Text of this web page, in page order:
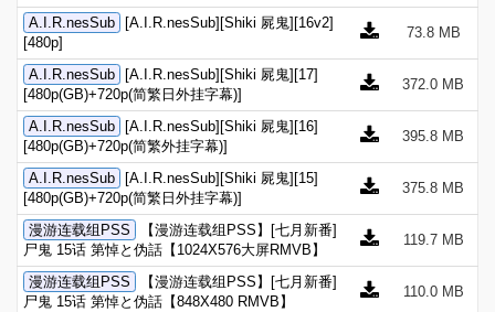
A.I.R.nesSub
[A.I.R.nesSub][Shiki 屍鬼][16v2]
[480p]
73.8 MB
A.I.R.nesSub
[A.I.R.nesSub][Shiki 屍鬼][17]
[480p(GB)+720p(简繁日外挂字幕)]
372.0 MB
A.I.R.nesSub
[A.I.R.nesSub][Shiki 屍鬼][16]
[480p(GB)+720p(简繁外挂字幕)]
395.8 MB
A.I.R.nesSub
[A.I.R.nesSub][Shiki 屍鬼][15]
[480p(GB)+720p(简繁日外挂字幕)]
375.8 MB
漫游连载组PSS
【漫游连载组PSS】[七月新番]
尸鬼 15话 第悼と伪話【1024X576大屏RMVB】
119.7 MB
漫游连载组PSS
【漫游连载组PSS】[七月新番]
尸鬼 15话 第悼と伪話【848X480 RMVB】
110.0 MB